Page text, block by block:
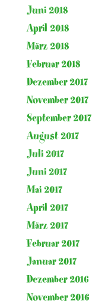
Juni 2018
April 2018
März 2018
Februar 2018
Dezember 2017
November 2017
September 2017
August 2017
Juli 2017
Juni 2017
Mai 2017
April 2017
März 2017
Februar 2017
Januar 2017
Dezember 2016
November 2016